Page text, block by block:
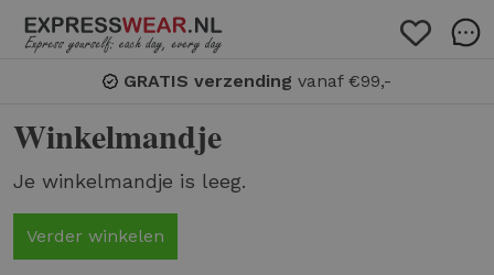
GRATIS verzending vanaf €99,-
Winkelmandje
Je winkelmandje is leeg.
Verder winkelen